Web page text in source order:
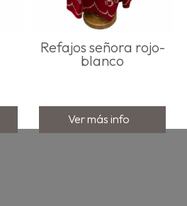
Refajos señora rojo-
blanco
Ver más info